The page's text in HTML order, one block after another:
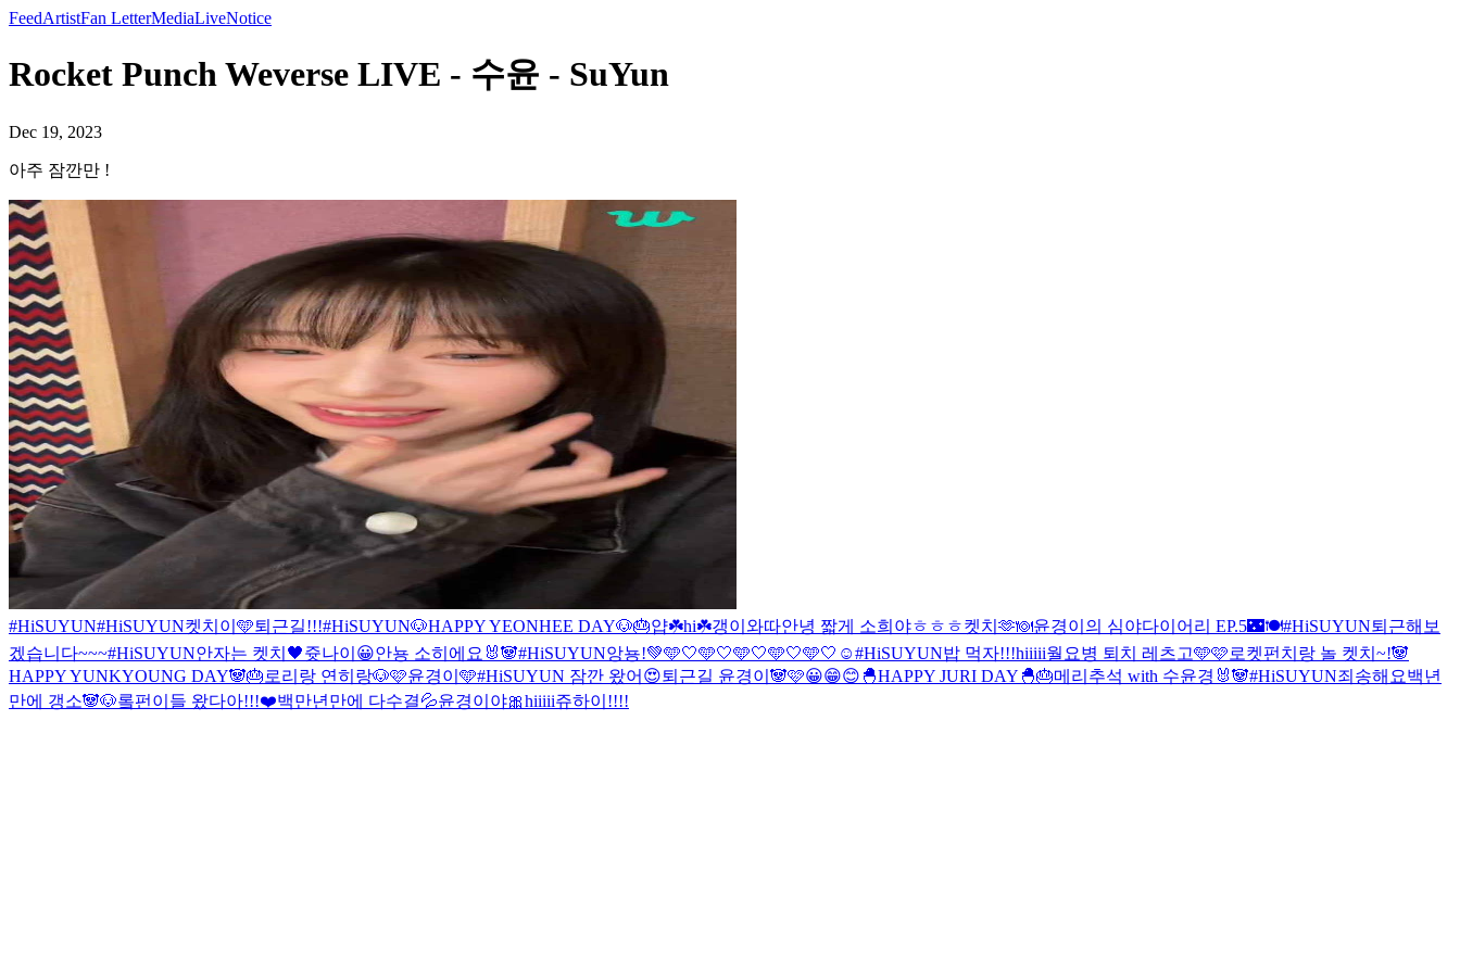
FeedArtistFan LetterMediaLiveNotice
Rocket Punch Weverse LIVE - 수윤 - SuYun
Dec 19, 2023
아주 잠깐만 !
#HiSUYUN#HiSUYUN켓치이🩵퇴근길!!!#HiSUYUN🐶HAPPY YEONHEE DAY🐶🎂얍☘️hi☘️갱이와따안녕 짧게 소희야ㅎㅎㅎ켓치🫶🍽윤경이의 심야다이어리 EP.5🌃🍽#HiSUYUN퇴근해보
겠습니다~~~#HiSUYUN안자는 켓치🖤쥿나이😀안뇽 소히에요 🐰🐼#HiSUYUN앙뇽!💚🩵🤍🩵🤍🩵🤍🩵🤍🩵🤍 ☺️#HiSUYUN밥 먹자!!!hiiiii월요병 퇴치 레츠고🩵🩷로켓펀치랑 놀 켓치~!🐼
HAPPY YUNKYOUNG DAY🐼🎂로리랑 연히랑🐶🩷윤경이🩵#HiSUYUN 잠깐 왔어😍퇴근길 윤경이🐼🩷😀😁😊 🐣HAPPY JURI DAY🐣🎂메리추석 with 수윤경🐰🐼#HiSUYUN죄송해요백년
만에 갱소🐼🐶롴펀이들 왔다아!!!❤️백만년만에 다수결💦윤경이야🎀hiiiii쥬하이!!!!